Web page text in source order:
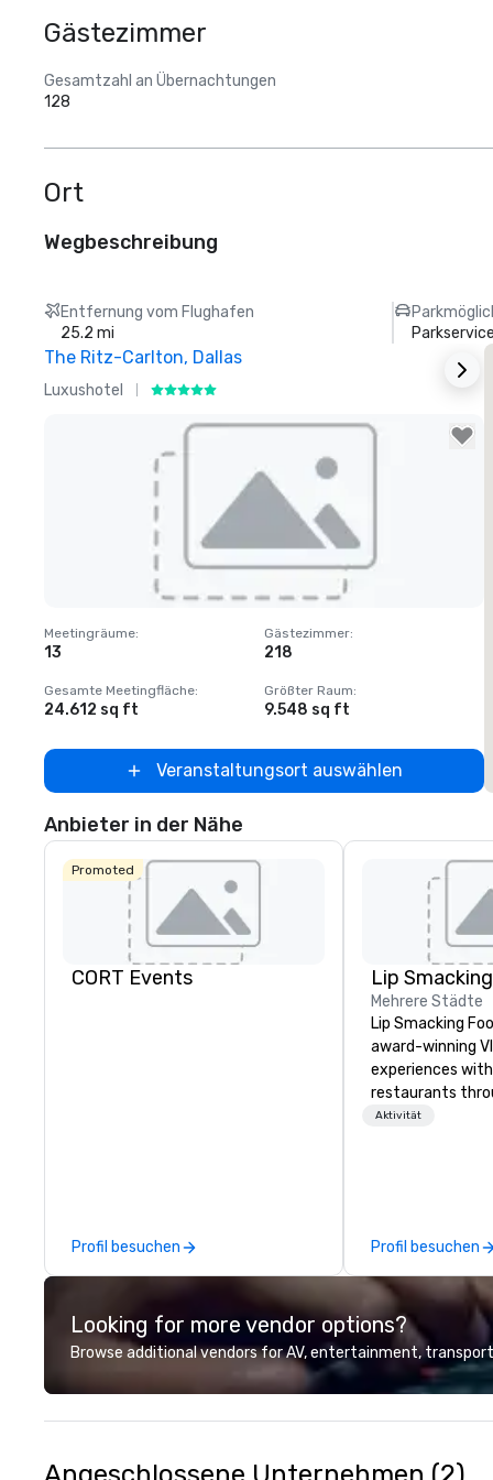
Gästezimmer
Gesamtzahl an Übernachtungen
128
Ort
Wegbeschreibung
Entfernung vom Flughafen
25.2 mi
Parkservice
The Ritz-Carlton, Dallas
Luxushotel
Removed from favorites
Meetingräume:
13
Gästezimmer:
218
Gesamte Meetingfläche:
24.612 sq ft
Größter Raum:
9.548 sq ft
Veranstaltungsort auswählen
Anbieter in der Nähe
Promoted
CORT Events
Profil besuchen
Mehrere Städte
Lip Smacking
award-winning
experiences
restaurants
United States.
parade of
craft cocktails
with complete
unique
the opportunity
different
venue to mix,
network. Each
escorting large
Aktivität
Profil besuchen
Looking for more vendor options?
Browse additional vendors for AV, entertainment,